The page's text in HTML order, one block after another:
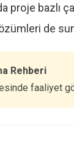
proje bazlı
de
Rehberi
faaliyet